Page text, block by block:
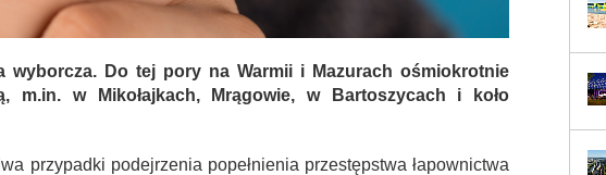
wyborcza. Do tej pory na Warmii i Mazurach ośmiokrotnie
m.in. w Mikołajkach, Mrągowie, w Bartoszycach i koło
przypadki podejrzenia popełnienia przestępstwa łapownictwa